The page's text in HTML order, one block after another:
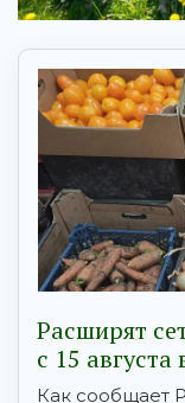
Расширят
с 15 августа
Как сообщает